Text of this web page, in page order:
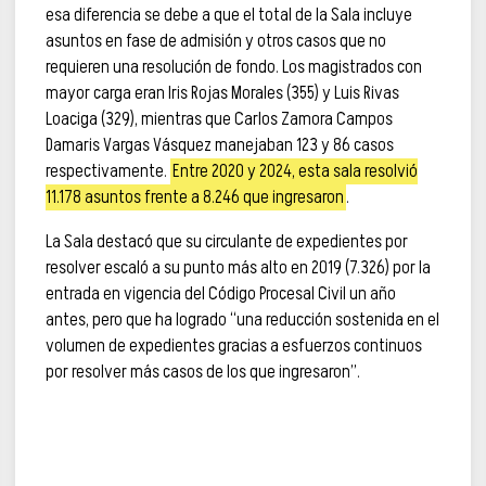
esa diferencia se debe a que el total de la Sala incluye
asuntos en fase de admisión y otros casos que no
requieren una resolución de fondo. Los magistrados con
mayor carga eran Iris Rojas Morales (355) y Luis Rivas
Loaciga (329), mientras que Carlos Zamora Campos
Damaris Vargas Vásquez manejaban 123 y 86 casos
respectivamente. Entre 2020 y 2024, esta sala resolvió
11.178 asuntos frente a 8.246 que ingresaron.
La Sala destacó que su circulante de expedientes por
resolver escaló a su punto más alto en 2019 (7.326) por la
entrada en vigencia del Código Procesal Civil un año
antes, pero que ha logrado “una reducción sostenida en el
volumen de expedientes gracias a esfuerzos continuos
por resolver más casos de los que ingresaron”.